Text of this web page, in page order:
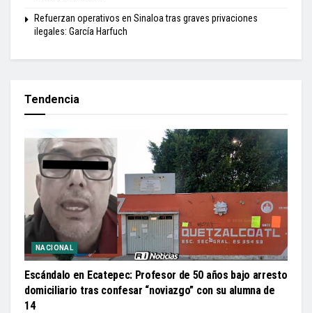
Refuerzan operativos en Sinaloa tras graves privaciones
ilegales: García Harfuch
Tendencia
NACIONAL
Escándalo en Ecatepec: Profesor de 50 años bajo arresto
domiciliario tras confesar “noviazgo” con su alumna de
14